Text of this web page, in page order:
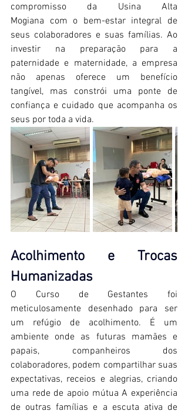
compromisso da Usina Alta
Mogiana com o bem-estar integral de
seus colaboradores e suas famílias. Ao
investir na preparação para a
paternidade e maternidade, a empresa
não apenas oferece um benefício
tangível, mas constrói uma ponte de
confiança e cuidado que acompanha os
seus por toda a vida.
Acolhimento e Trocas
Humanizadas
O Curso de Gestantes foi
meticulosamente desenhado para ser
um refúgio de acolhimento. É um
ambiente onde as futuras mamães e
papais, companheiros dos
colaboradores, podem compartilhar suas
expectativas, receios e alegrias, criando
uma rede de apoio mútua A experiência
de outras famílias e a escuta ativa de